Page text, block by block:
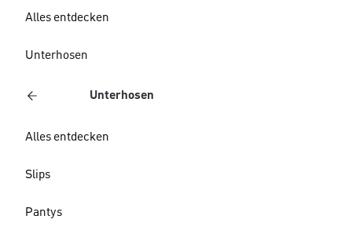
Alles entdecken
Unterhosen
Unterhosen
Alles entdecken
Slips
Pantys